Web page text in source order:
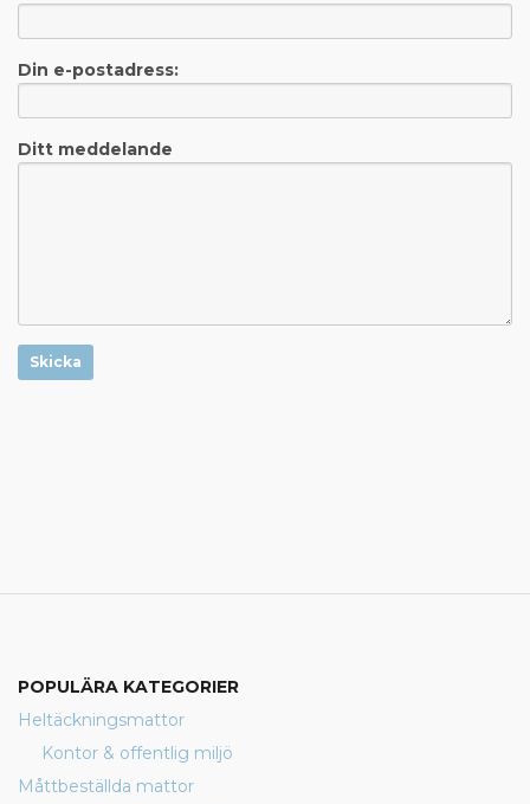
Din e-postadress:
Ditt meddelande
Skicka
POPULÄRA KATEGORIER
Heltäckningsmattor
Kontor & offentlig miljö
Måttbeställda mattor